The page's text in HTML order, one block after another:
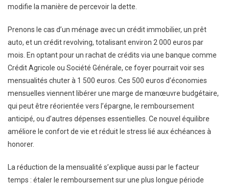
modifie la manière de percevoir la dette.
Prenons le cas d’un ménage avec un crédit immobilier, un prêt
auto, et un crédit revolving, totalisant environ 2 000 euros par
mois. En optant pour un rachat de crédits via une banque comme
Crédit Agricole ou Société Générale, ce foyer pourrait voir ses
mensualités chuter à 1 500 euros. Ces 500 euros d’économies
mensuelles viennent libérer une marge de manœuvre budgétaire,
qui peut être réorientée vers l’épargne, le remboursement
anticipé, ou d’autres dépenses essentielles. Ce nouvel équilibre
améliore le confort de vie et réduit le stress lié aux échéances à
honorer.
La réduction de la mensualité s’explique aussi par le facteur
temps : étaler le remboursement sur une plus longue période